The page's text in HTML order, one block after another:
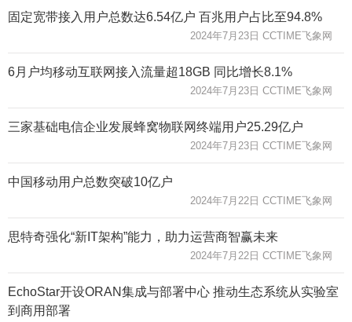
固定宽带接入用户总数达6.54亿户 百兆用户占比至94.8%
2024年7月23日 CCTIME飞象网
6月户均移动互联网接入流量超18GB 同比增长8.1%
2024年7月23日 CCTIME飞象网
三家基础电信企业发展蜂窝物联网终端用户25.29亿户
2024年7月23日 CCTIME飞象网
中国移动用户总数突破10亿户
2024年7月22日 CCTIME飞象网
思特奇强化“新IT架构”能力，助力运营商智赢未来
2024年7月22日 CCTIME飞象网
EchoStar开设ORAN集成与部署中心 推动生态系统从实验室
到商用部署